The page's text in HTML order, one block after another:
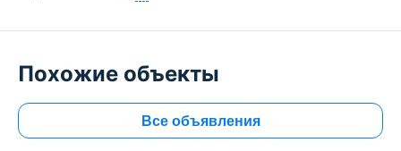
Похожие объекты
Все объявления